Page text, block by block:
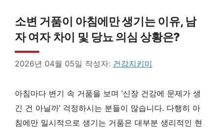
소변 거품이 아침에만 생기는 이유, 남
자 여자 차이 및 당뇨 의심 상황은?
2026년 04월 05일 작성자: 건강지키미
아침마다 변기 속 거품을 보며 ‘신장 건강에 문제가 생
긴 건 아닐까’ 걱정하시는 분들이 많습니다. 다행히 아
침에만 일시적으로 생기는 거품은 대부분 생리적인 현